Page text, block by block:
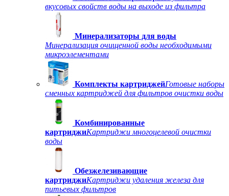
вкусовых свойств воды на выходе из фильтра
Минерализаторы для воды
Минерализация очищенной воды необходимыми
микроэлементами
Комплекты картриджейГотовые наборы
сменных картриджей для фильтров очистки воды
Комбинированные
картриджиКартриджи многоцелевой очистки
воды
Обезжелезивающие
картриджиКартриджи удаления железа для
питьевых фильтров